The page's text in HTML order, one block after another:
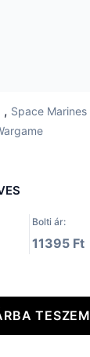
, Space Marines
Bolti ár:
11395 Ft
TESZEM